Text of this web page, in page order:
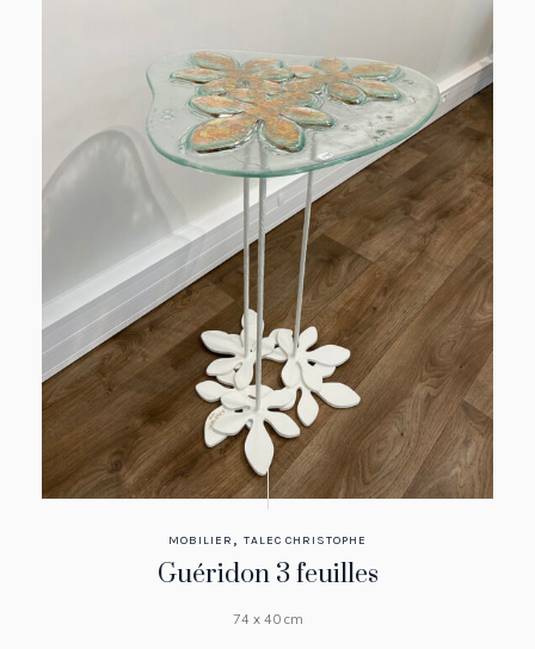
MOBILIER ,TALEC CHRISTOPHE
Guéridon 3 feuilles
74 x 40 cm